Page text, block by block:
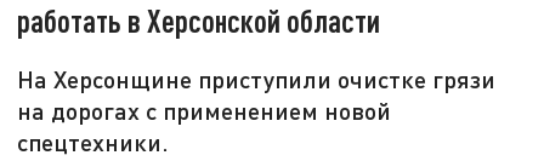
работать в Херсонской области
На Херсонщине приступили очистке грязи
на дорогах с применением новой
спецтехники.